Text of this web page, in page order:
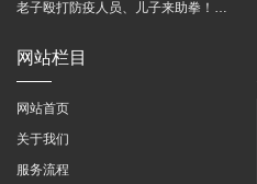
老子殴打防疫人员、儿子来助拳！均被判刑
网站栏目
网站首页
关于我们
服务流程